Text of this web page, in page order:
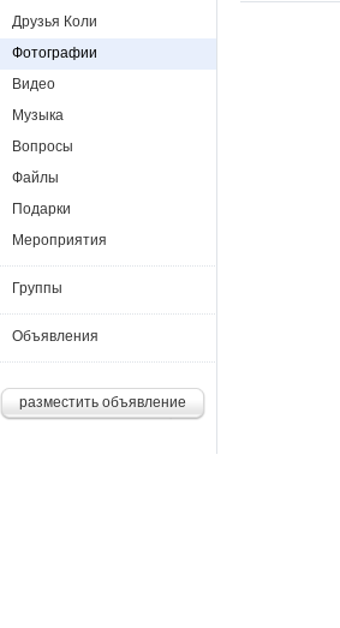
Друзья Коли
Фотографии
Видео
Музыка
Вопросы
Файлы
Подарки
Мероприятия
Группы
Объявления
разместить объявление